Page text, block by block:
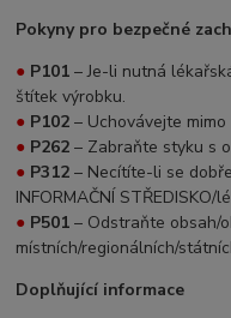
Pokyny pro bezpečné
● P101 – Je-li nutná
štítek výrobku.
● P102 – Uchovávejte
● P262 – Zabraňte styku s
● P312 – Necítíte-li se
INFORMAČNÍ STŘEDISKO/
● P501 – Odstraňte obsah/
místních/regionálních/
Doplňující informace